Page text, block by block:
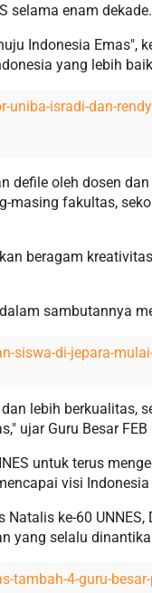
selama enam dekade.
Indonesia Emas",
yang lebih
isradi-dan-
defile oleh dosen
masing fakultas,
beragam
sambutannya
siswa-di-jepara-
lebih berkualitas,
ujar Guru Besar FEB
untuk terus
visi Indonesia
ke-60
yang selalu
4-guru-